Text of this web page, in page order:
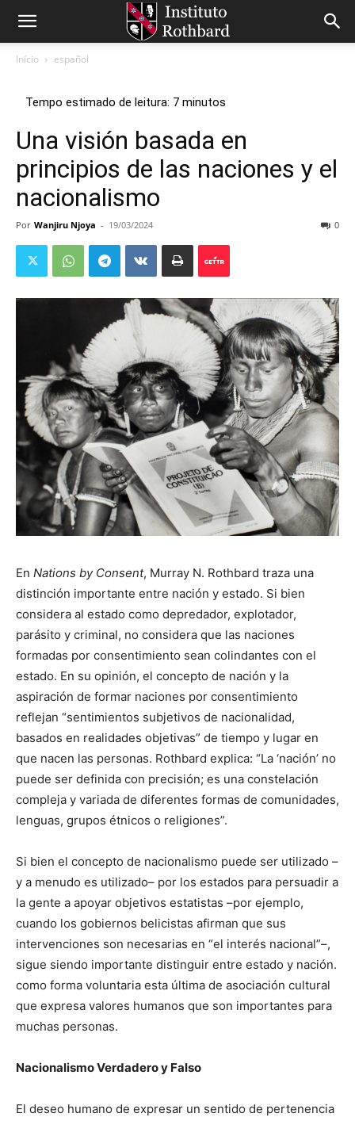
Início español
Una visión basada en
principios de las naciones y el
nacionalismo
Por Wanjiru Njoya - 19/03/2024 0
En Nations by Consent, Murray N. Rothbard traza una
distinción importante entre nación y estado. Si bien
considera al estado como depredador, explotador,
parásito y criminal, no considera que las naciones
formadas por consentimiento sean colindantes con el
estado. En su opinión, el concepto de nación y la
aspiración de formar naciones por consentimiento
reflejan “sentimientos subjetivos de nacionalidad,
basados en realidades objetivas” de tiempo y lugar en
que nacen las personas. Rothbard explica: “La ‘nación’ no
puede ser definida con precisión; es una constelación
compleja y variada de diferentes formas de comunidades,
lenguas, grupos étnicos o religiones”.
Si bien el concepto de nacionalismo puede ser utilizado –
y a menudo es utilizado– por los estados para persuadir a
la gente a apoyar objetivos estatistas –por ejemplo,
cuando los gobiernos belicistas afirman que sus
intervenciones son necesarias en “el interés nacional”–,
sigue siendo importante distinguir entre estado y nación.
como forma voluntaria esta última de asociación cultural
que expresa valores humanos que son importantes para
muchas personas.
Nacionalismo Verdadero y Falso
El deseo humano de expresar un sentido de pertenencia